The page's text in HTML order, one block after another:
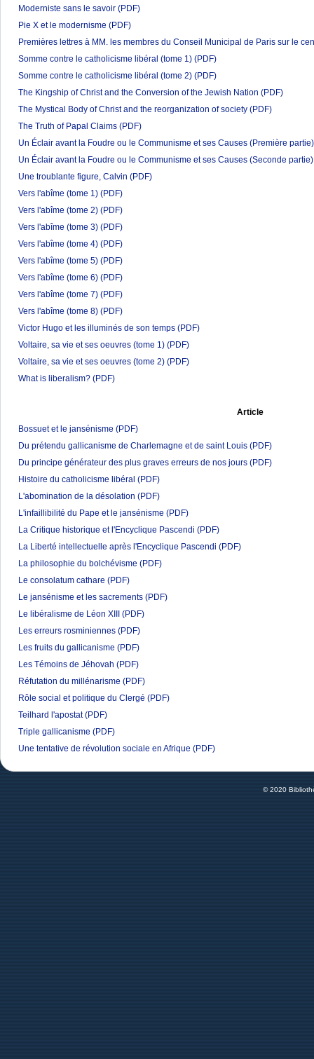
Moderniste sans le savoir (PDF)
Pie X et le modernisme (PDF)
Premières lettres à MM. les membres du Conseil Municipal de Paris sur le
Somme contre le catholicisme libéral (tome 1) (PDF)
Somme contre le catholicisme libéral (tome 2) (PDF)
The Kingship of Christ and the Conversion of the Jewish Nation (PDF)
The Mystical Body of Christ and the reorganization of society (PDF)
The Truth of Papal Claims (PDF)
Un Éclair avant la Foudre ou le Communisme et ses Causes (Première partie)
Un Éclair avant la Foudre ou le Communisme et ses Causes (Seconde partie)
Une troublante figure, Calvin (PDF)
Vers l'abîme (tome 1) (PDF)
Vers l'abîme (tome 2) (PDF)
Vers l'abîme (tome 3) (PDF)
Vers l'abîme (tome 4) (PDF)
Vers l'abîme (tome 5) (PDF)
Vers l'abîme (tome 6) (PDF)
Vers l'abîme (tome 7) (PDF)
Vers l'abîme (tome 8) (PDF)
Victor Hugo et les illuminés de son temps (PDF)
Voltaire, sa vie et ses oeuvres (tome 1) (PDF)
Voltaire, sa vie et ses oeuvres (tome 2) (PDF)
What is liberalism? (PDF)
Article
Bossuet et le jansénisme (PDF)
Du prétendu gallicanisme de Charlemagne et de saint Louis (PDF)
Du principe générateur des plus graves erreurs de nos jours (PDF)
Histoire du catholicisme libéral (PDF)
L'abomination de la désolation (PDF)
L'infaillibilité du Pape et le jansénisme (PDF)
La Critique historique et l'Encyclique Pascendi (PDF)
La Liberté intellectuelle après l'Encyclique Pascendi (PDF)
La philosophie du bolchévisme (PDF)
Le consolatum cathare (PDF)
Le jansénisme et les sacrements (PDF)
Le libéralisme de Léon XIII
(PDF)
Les erreurs rosminiennes (PDF)
Les fruits du gallicanisme (PDF)
Les Témoins de Jéhovah (PDF)
Réfutation du millénarisme (PDF)
Rôle social et politique du Clergé (PDF)
Teilhard l'apostat (PDF)
Triple gallicanisme (PDF)
Une tentative de révolution sociale en Afrique (PDF)
© 2020